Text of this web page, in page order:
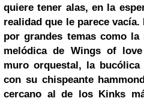
quiere tener alas, en la
realidad que le parece vacía.
por grandes temas como
melódica de Wings of
muro orquestal, la
con su chispeante
cercano al de los Kinks